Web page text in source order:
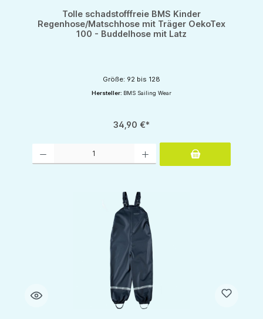
Tolle schadstofffreie BMS Kinder
Regenhose/Matschhose mit Träger OekoTex
100 - Buddelhose mit Latz
Größe: 92 bis 128
Hersteller: BMS Sailing Wear
34,90 €*